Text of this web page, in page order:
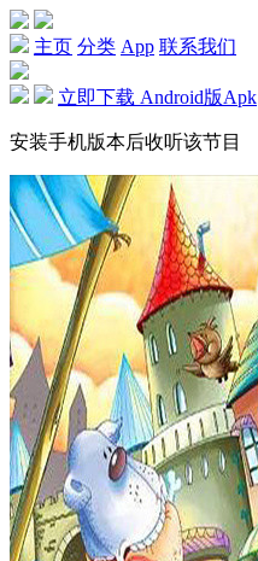
主页 分类 App 联系我们
立即下载 Android版Apk
安装手机版本后收听该节目